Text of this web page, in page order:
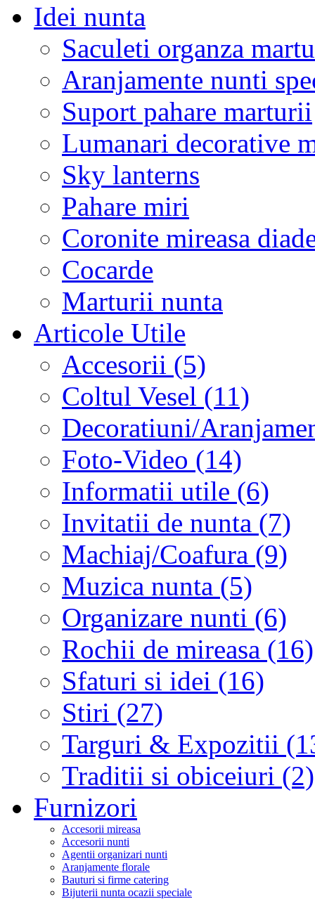
Idei nunta
Saculeti organza
Aranjamente nunti
Suport pahare marturii
Lumanari decorative
Sky lanterns
Pahare miri
Coronite mireasa
Cocarde
Marturii nunta
Articole Utile
Accesorii (5)
Coltul Vesel (11)
Decoratiuni/
Foto-Video (14)
Informatii utile (6)
Invitatii de nunta (7)
Machiaj/Coafura (9)
Muzica nunta (5)
Organizare nunti (6)
Rochii de mireasa (16)
Sfaturi si idei (16)
Stiri (27)
Targuri & Expozitii
Traditii si obiceiuri (2)
Furnizori
Accesorii mireasa
Accesorii nunti
Agentii organizari nunti
Aranjamente florale
Bauturi si firme catering
Bijuterii nunta ocazii speciale